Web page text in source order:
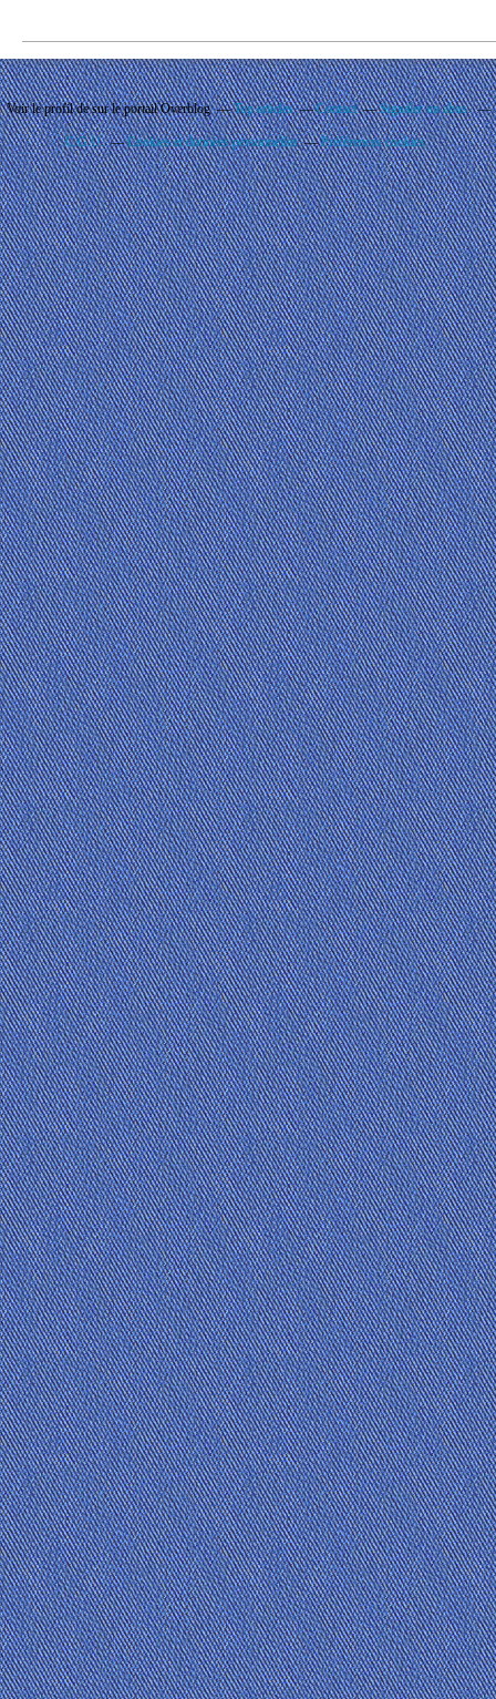
Voir le profil desur le portail Overblog Top articles Contact Signaler un abus
C.G.U. Cookies et données personnelles Préférences cookies